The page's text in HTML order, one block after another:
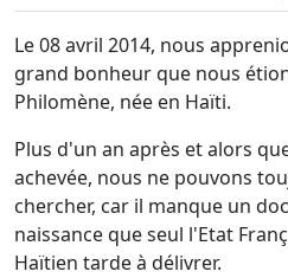
Le 08 avril 2014, nous
grand bonheur que nous
Philomène, née en Haïti.
Plus d'un an après et alors
achevée, nous ne pouvons
chercher, car il manque un
naissance que seul l'Etat
Haïtien tarde à délivrer.